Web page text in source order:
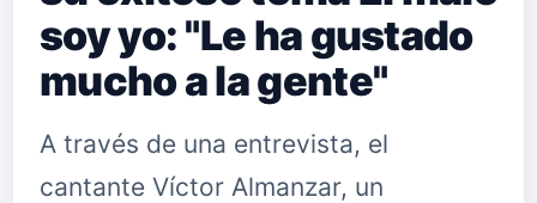
soy yo: "Le ha gustado
mucho a la gente"
A través de una entrevista, el
cantante Víctor Almanzar, un